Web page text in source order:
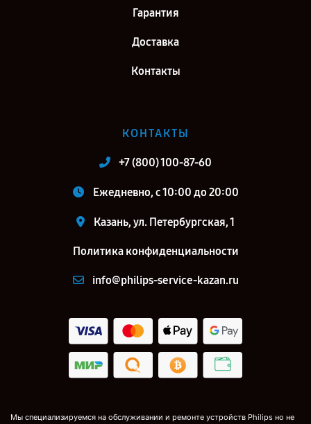
Гарантия
Доставка
Контакты
КОНТАКТЫ
+7 (800) 100-87-60
Ежедневно, с 10:00 до 20:00
Казань, ул. Петербургская, 1
Политика конфиденциальности
info@philips-service-kazan.ru
Мы специализируемся на обслуживании и ремонте устройств Philips но не